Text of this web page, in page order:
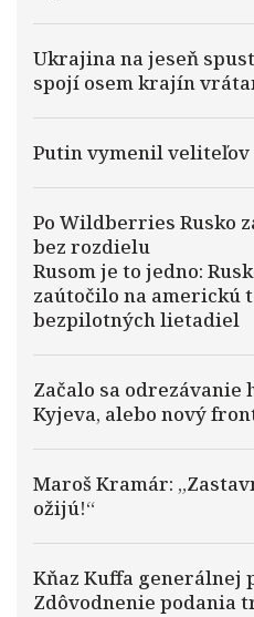
Ukrajina na jeseň
spojí osem krajín
Putin vymenil veliteľov
Po Wildberries Rusko
bez rozdielu
Rusom je to jedno:
zaútočilo na americkú
bezpilotných lietadiel
Začalo sa odrezávanie
Kyjeva, alebo nový
Maroš Kramár:
ožijú!“
Kňaz Kuffa generálnej
Zdôvodnenie podania